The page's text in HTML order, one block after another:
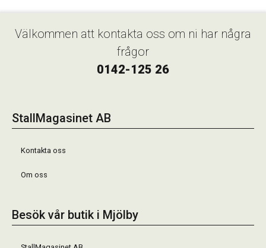
Välkommen att kontakta oss om ni har några
frågor
0142-125 26
StallMagasinet AB
Kontakta oss
Om oss
Besök vår butik i Mjölby